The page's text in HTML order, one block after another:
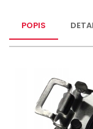
POPIS